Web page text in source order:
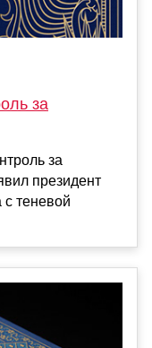
за
за
президент
теневой